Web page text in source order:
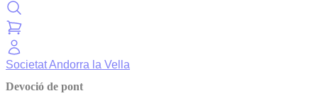
SocietatAndorra la Vella
Devoció de pont